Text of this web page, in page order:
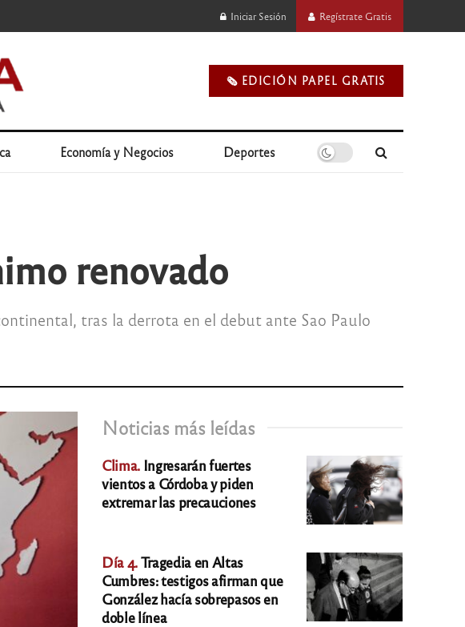
Iniciar Sesión Regístrate Gratis
🗞️ EDICIÓN PAPEL GRATIS
Economía y Negocios Deportes
renovado
tras la derrota en el debut ante Sao Paulo
Noticias más leídas
Clima. Ingresarán fuertes
vientos a Córdoba y piden
extremar las precauciones
Día 4.Tragedia en Altas
Cumbres: testigos afirman que
González hacía sobrepasos en
doble línea